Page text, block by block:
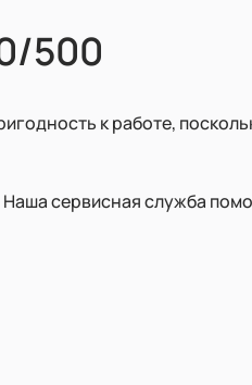
500
к работе,
сервисная служба